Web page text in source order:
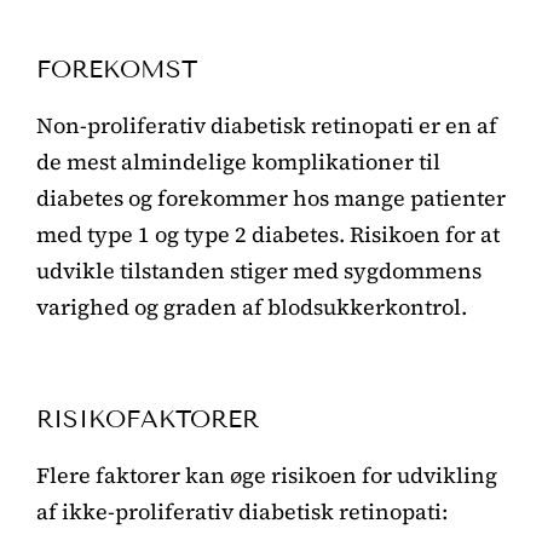
FOREKOMST
Non-proliferativ diabetisk retinopati er en af
de mest almindelige komplikationer til
diabetes og forekommer hos mange patienter
med type 1 og type 2 diabetes. Risikoen for at
udvikle tilstanden stiger med sygdommens
varighed og graden af blodsukkerkontrol.
RISIKOFAKTORER
Flere faktorer kan øge risikoen for udvikling
af ikke-proliferativ diabetisk retinopati: